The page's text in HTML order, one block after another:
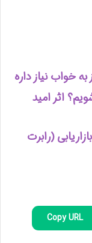
خواب نیاز داره
اثر امید
(رابرت
Copy URL